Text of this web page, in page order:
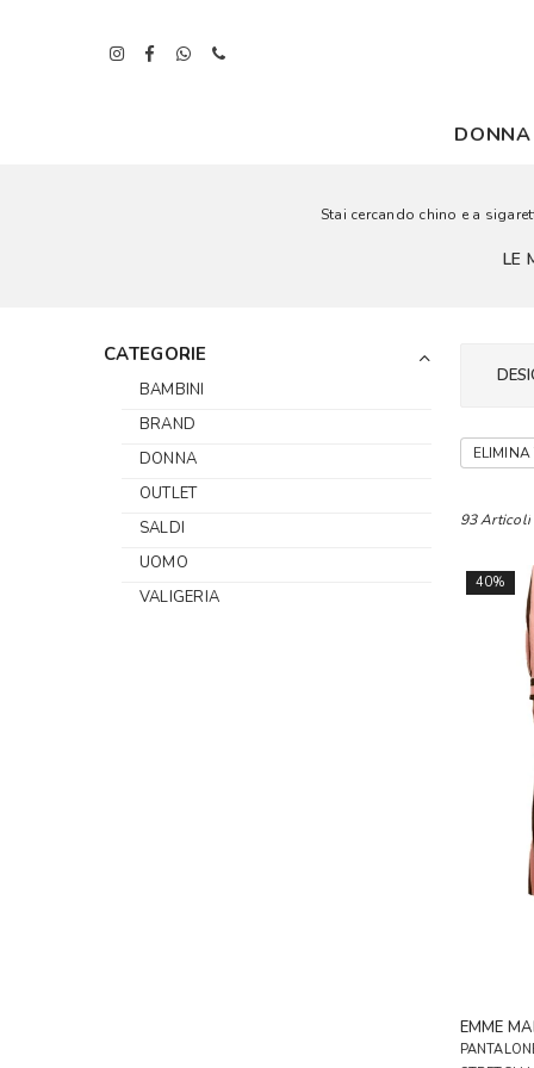
DONNA
Stai cercando chino e a
LE
CATEGORIE
BAMBINI
BRAND
DONNA
OUTLET
SALDI
UOMO
VALIGERIA
ELIMINA
93 Articoli
40%
EMME